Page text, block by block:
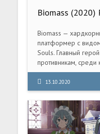
Biomass (2020)
Biomass —
платформер с
Souls. Главный
противникам, среди
люди,
мечами.
13.10.2020